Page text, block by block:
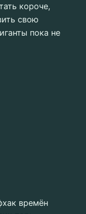
короче,
свою
пока не
времён